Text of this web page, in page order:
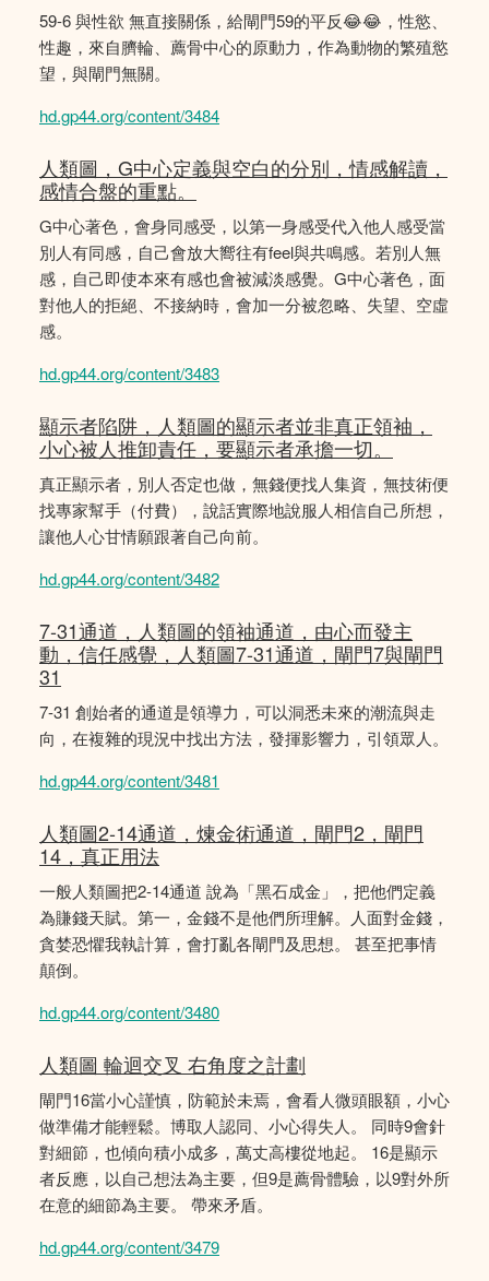
59-6 與性欲 無直接關係，給閘門59的平反😂😂，性慾、
性趣，來自臍輪、薦骨中心的原動力，作為動物的繁殖慾
望，與閘門無關。
hd.gp44.org/content/3484
人類圖，G中心定義與空白的分別，情感解讀，
感情合盤的重點。
G中心著色，會身同感受，以第一身感受代入他人感受當
別人有同感，自己會放大嚮往有feel與共鳴感。若別人無
感，自己即使本來有感也會被減淡感覺。G中心著色，面
對他人的拒絕、不接納時，會加一分被忽略、失望、空虛
感。
hd.gp44.org/content/3483
顯示者陷阱，人類圖的顯示者並非真正領袖，
小心被人推卸責任，要顯示者承擔一切。
真正顯示者，別人否定也做，無錢便找人集資，無技術便
找專家幫手（付費），說話實際地說服人相信自己所想，
讓他人心甘情願跟著自己向前。
hd.gp44.org/content/3482
7-31通道，人類圖的領袖通道，由心而發主
動，信任感覺，人類圖7-31通道，閘門7與閘門
31
7-31 創始者的通道是領導力，可以洞悉未來的潮流與走
向，在複雜的現況中找出方法，發揮影響力，引領眾人。
hd.gp44.org/content/3481
人類圖2-14通道，煉金術通道，閘門2，閘門
14，真正用法
一般人類圖把2-14通道 說為「黑石成金」，把他們定義
為賺錢天賦。第一，金錢不是他們所理解。人面對金錢，
貪婪恐懼我執計算，會打亂各閘門及思想。 甚至把事情
顛倒。
hd.gp44.org/content/3480
人類圖 輪迴交叉 右角度之計劃
閘門16當小心謹慎，防範於未焉，會看人微頭眼額，小心
做準備才能輕鬆。博取人認同、小心得失人。 同時9會針
對細節，也傾向積小成多，萬丈高樓從地起。 16是顯示
者反應，以自己想法為主要，但9是薦骨體驗，以9對外所
在意的細節為主要。 帶來矛盾。
hd.gp44.org/content/3479